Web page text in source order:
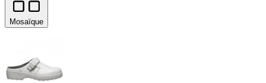
Mosaïque